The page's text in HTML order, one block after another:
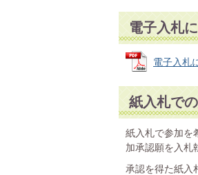
電子入札
電子入札
紙入札で
紙入札で参加を
加承認願を入札
承認を得た紙入